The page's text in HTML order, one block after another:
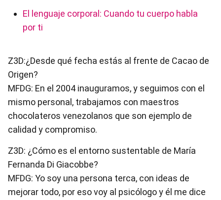
El lenguaje corporal: Cuando tu cuerpo habla
por ti
Z3D:¿Desde qué fecha estás al frente de Cacao de
Origen?
MFDG: En el 2004 inauguramos, y seguimos con el
mismo personal, trabajamos con maestros
chocolateros venezolanos que son ejemplo de
calidad y compromiso.
Z3D: ¿Cómo es el entorno sustentable de María
Fernanda Di Giacobbe?
MFDG: Yo soy una persona terca, con ideas de
mejorar todo, por eso voy al psicólogo y él me dice